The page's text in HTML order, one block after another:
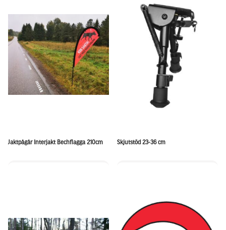
Jaktpågår Interjakt Bechflagga 210cm Skjutstöd 23-36 cm